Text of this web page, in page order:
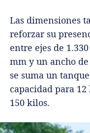
Las dimensiones
reforzar su
entre ejes de
mm y un ancho
se suma un
capacidad para
150 kilos.